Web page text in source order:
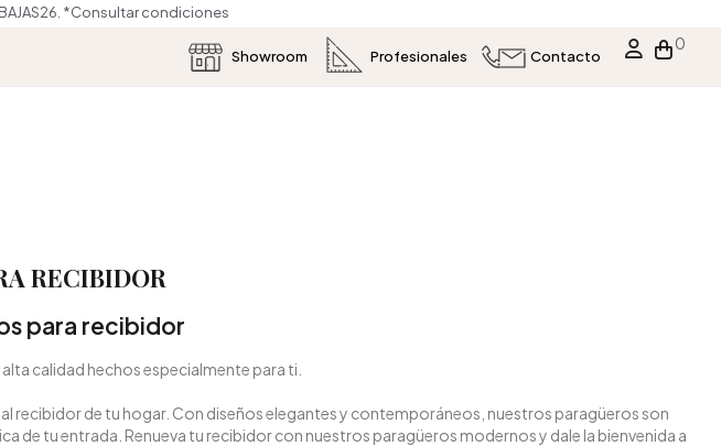
REBAJAS26.*Consultar condiciones
Showroom Profesionales Contacto
0
RECIBIDOR
para recibidor
calidad hechos especialmente para ti.
recibidor de tu hogar. Con diseños elegantes y contemporáneos, nuestros paragüeros son
tu entrada. Renueva tu recibidor con nuestros paragüeros modernos y dale la bienvenida a